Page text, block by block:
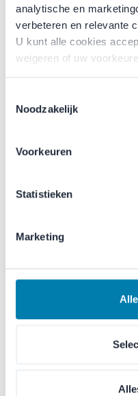
analytische en
verbeteren en relevante
U kunt alle cookies
weigeren of uw
Noodzakelijk
Voorkeuren
Statistieken
Marketing
Universeel geluidsabsorberend
schuimpaneel met noppenoppervlak